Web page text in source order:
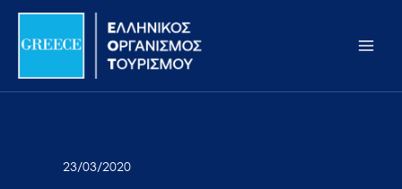
Σημείωση:
ιστότοπος
προσβασιμότητας.
Μετάβαση
περιεχόμενο
23/03/2020